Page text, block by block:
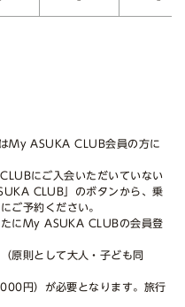
My ASUKA CLUB会員の方に
にご入会いただいていない
CLUB」のボタンから、乗
ご予約ください。
たにMy ASUKA CLUBの会員登
原則として大人・子ども同
円）が必要となります。旅行